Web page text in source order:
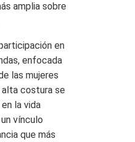
amplia sobre
en
enfocada
las mujeres
alta costura se
la vida
vínculo
que más